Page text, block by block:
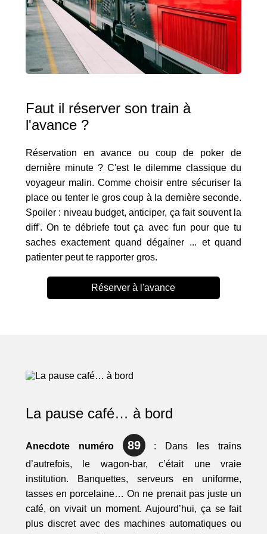
Faut il réserver son train à
l'avance ?
Réservation en avance ou coup de poker de
dernière minute ? C'est le dilemme classique du
voyageur malin. Comme choisir entre sécuriser la
place ou tenter le gros coup à la dernière seconde.
Spoiler : niveau budget, anticiper, ça fait souvent la
diff'. On te débriefe tout ça avec fun pour que tu
saches exactement quand dégainer ... et quand
patienter peut te rapporter gros.
Réserver à l'avance
La pause café… à bord
Anecdote numéro 89 : Dans les trains
d’autrefois, le wagon-bar, c’était une vraie
institution. Banquettes, serveurs en uniforme,
tasses en porcelaine… On ne prenait pas juste un
café, on vivait un moment. Aujourd’hui, ça se fait
plus discret avec des machines automatiques ou